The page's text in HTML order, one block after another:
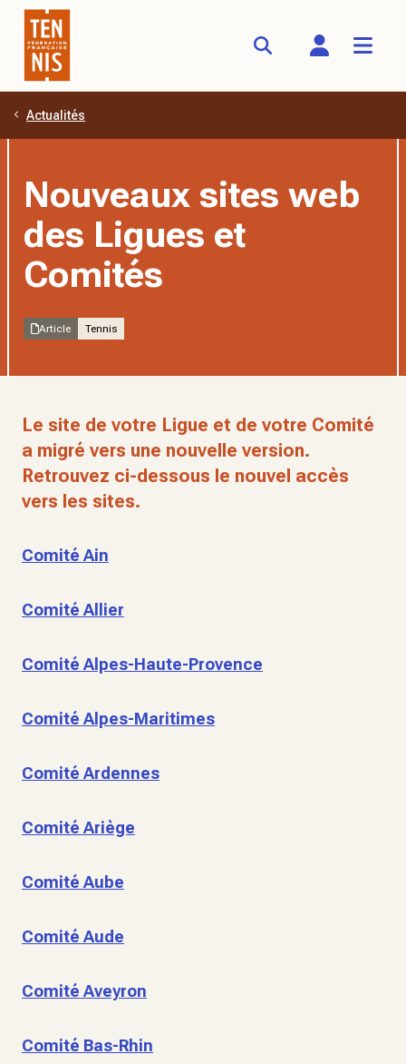
Aller au contenu principal
Actualités
Nouveaux sites web
des Ligues et
Comités
Article Tennis
Le site de votre Ligue et de votre Comité
a migré vers une nouvelle version.
Retrouvez ci-dessous le nouvel accès
vers les sites.
Comité Ain
Comité Allier
Comité Alpes-Haute-Provence
Comité Alpes-Maritimes
Comité Ardennes
Comité Ariège
Comité Aube
Comité Aude
Comité Aveyron
Comité Bas-Rhin